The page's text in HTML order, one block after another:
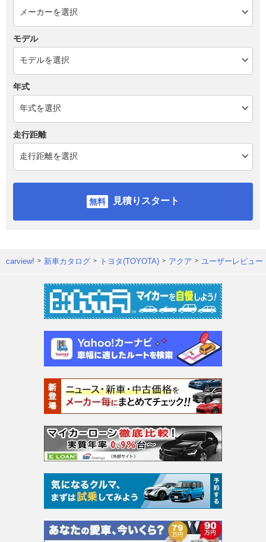
モデル
年式
走行距離
見積りスタート
carview! 新車カタログ トヨタ(TOYOTA) アクア ユーザーレビュー